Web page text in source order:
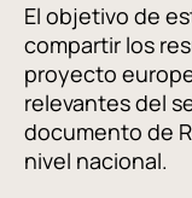
El objetivo de
compartir los
proyecto
relevantes del
documento de
nivel nacional.